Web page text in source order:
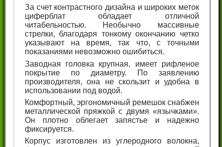
За счет контрастного дизайна и широких меток
циферблат обладает отличной
читабельностью. Необычно массивные
стрелки, благодаря тонкому окончанию четко
указывают на время, так что, с точными
показаниями невозможно ошибиться.
Заводная головка крупная, имеет рифленое
покрытие по диаметру. По заявлению
производителя, она не скользит и удобна в
использовании под водой.
Комфортный, эргономичный ремешок снабжен
металлической пряжкой с двумя «язычками».
Он плотно облегает запястье и надежно
фиксируется.
Корпус изготовлен из углеродного волокна,